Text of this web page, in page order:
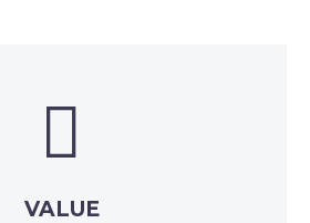


VALUE